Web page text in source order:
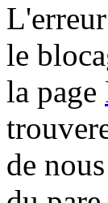
le
la page
de